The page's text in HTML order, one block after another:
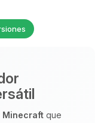
Minecraft que